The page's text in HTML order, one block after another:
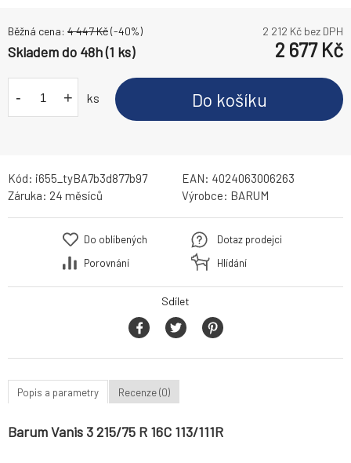
Běžná cena: 4 447Kč(-40%) 2 212 Kč bez DPH
Skladem do 48h (1 ks) 2 677Kč
- + ks Do košíku
Kód: i655_tyBA7b3d877b97 EAN: 4024063006263
Záruka: 24 měsíců Výrobce: BARUM
Do oblíbených
Porovnání
Dotaz prodejci
Hlídání
Sdílet
Popis a parametry Recenze (0)
Barum Vanis 3 215/75 R 16C 113/111R